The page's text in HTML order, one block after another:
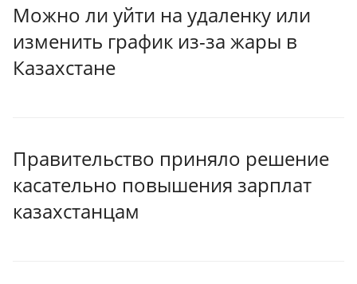
Можно ли уйти на удаленку или
изменить график из-за жары в
Казахстане
Правительство приняло решение
касательно повышения зарплат
казахстанцам